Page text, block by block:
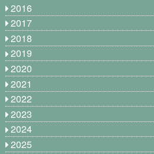
2016
2017
2018
2019
2020
2021
2022
2023
2024
2025